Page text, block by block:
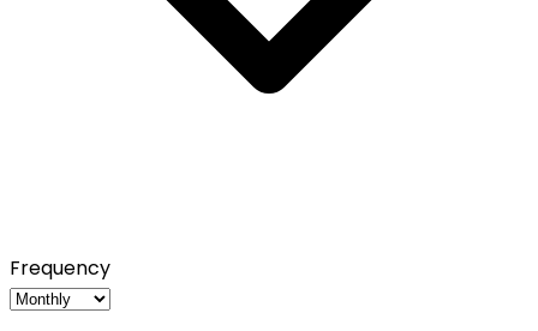
Frequency